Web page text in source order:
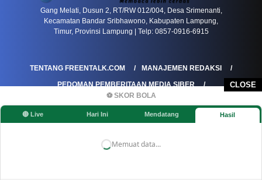
CLOSE
⚽ SKOR BOLA
🔴 Live Hari Ini Mendatang Hasil
Memuat data...
Gang Melati, Dusun 2, RT/RW 012/004, Desa Srimenanti,
Kecamatan Bandar Sribhawono, Kabupaten Lampung,
Timur, Provinsi Lampung | Telp: 0857-0916-6915
TENTANG FREENTALK.COM
MANAJEMEN REDAKSI
PEDOMAN PEMBERITAAN MEDIA SIBER
PEDOMAN PEMBERITAAN RAMAH ANAK
KOREKSI & KLARIFIKASI
KEBIJAKAN IKLAN / ADVERTORIAL